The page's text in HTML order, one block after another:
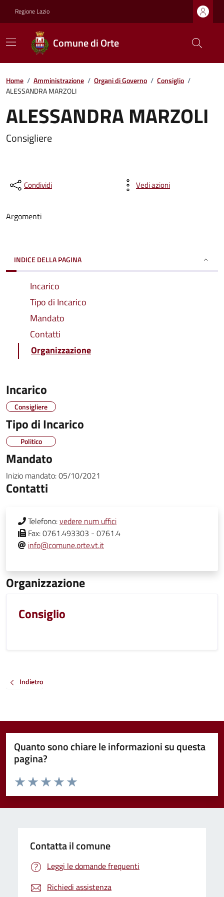
Regione Lazio
Comune di Orte
Home / Amministrazione / Organi di Governo / Consiglio /
ALESSANDRA MARZOLI
ALESSANDRA MARZOLI
Consigliere
Condividi Vedi azioni
Argomenti
INDICE DELLA PAGINA
Incarico
Tipo di Incarico
Mandato
Contatti
Organizzazione
Incarico
Consigliere
Tipo di Incarico
Politico
Mandato
Inizio mandato:05/10/2021
Contatti
Telefono:vedere num uffici
Fax:0761.493303 - 0761.4
info@comune.orte.vt.it
Organizzazione
Consiglio
Indietro
Quanto sono chiare le informazioni su questa
pagina?
Valuta da 1 a 5 stelle la pagina
Valuta 5 stelle su 5
Valuta 4 stelle su 5
Valuta 3 stelle su 5
Valuta 2 stelle su 5
Valuta 1 stelle su 5
Contatta il comune
Leggi le domande frequenti
Richiedi assistenza